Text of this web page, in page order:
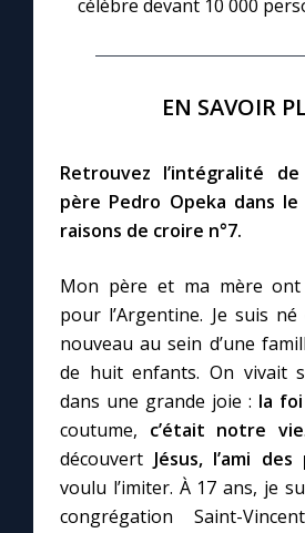
célèbre devant 10 000
EN SAVOIR
Retrouvez l’intégralité
père Pedro Opeka dans le
raisons de croire n°7.
Mon père et ma mère
pour l’Argentine. Je suis
nouveau au sein d’une
de huit enfants. On vivait
dans une grande joie : la foi
coutume, c’était notre vie
découvert Jésus, l’ami des
voulu l’imiter. À 17 ans, je
congrégation Saint-